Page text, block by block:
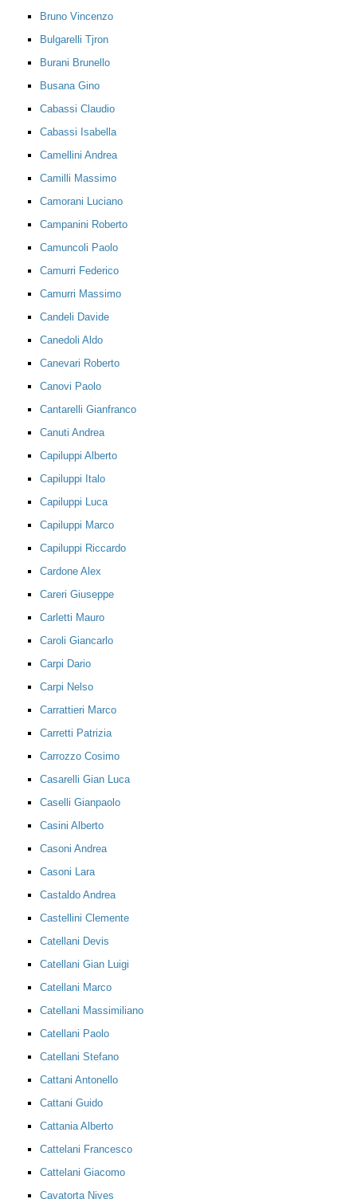
Bruno Vincenzo
Bulgarelli Tjron
Burani Brunello
Busana Gino
Cabassi Claudio
Cabassi Isabella
Camellini Andrea
Camilli Massimo
Camorani Luciano
Campanini Roberto
Camuncoli Paolo
Camurri Federico
Camurri Massimo
Candeli Davide
Canedoli Aldo
Canevari Roberto
Canovi Paolo
Cantarelli Gianfranco
Canuti Andrea
Capiluppi Alberto
Capiluppi Italo
Capiluppi Luca
Capiluppi Marco
Capiluppi Riccardo
Cardone Alex
Careri Giuseppe
Carletti Mauro
Caroli Giancarlo
Carpi Dario
Carpi Nelso
Carrattieri Marco
Carretti Patrizia
Carrozzo Cosimo
Casarelli Gian Luca
Caselli Gianpaolo
Casini Alberto
Casoni Andrea
Casoni Lara
Castaldo Andrea
Castellini Clemente
Catellani Devis
Catellani Gian Luigi
Catellani Marco
Catellani Massimiliano
Catellani Paolo
Catellani Stefano
Cattani Antonello
Cattani Guido
Cattania Alberto
Cattelani Francesco
Cattelani Giacomo
Cavatorta Nives